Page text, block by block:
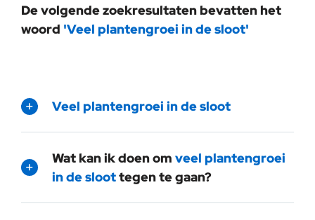
De volgende zoekresultaten bevatten het
woord 'Veel plantengroei in de sloot'
Veel plantengroei in de sloot
Wat kan ik doen om veel plantengroei
in de sloottegen te gaan?